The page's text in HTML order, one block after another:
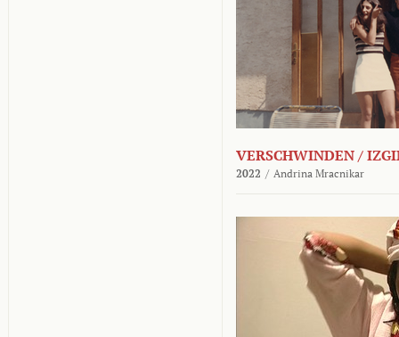
VERSCHWINDEN /
2022 / Andrina Mracnikar